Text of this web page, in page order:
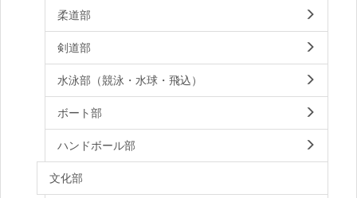
柔道部
剣道部
水泳部（競泳・水球・飛込）
ボート部
ハンドボール部
文化部